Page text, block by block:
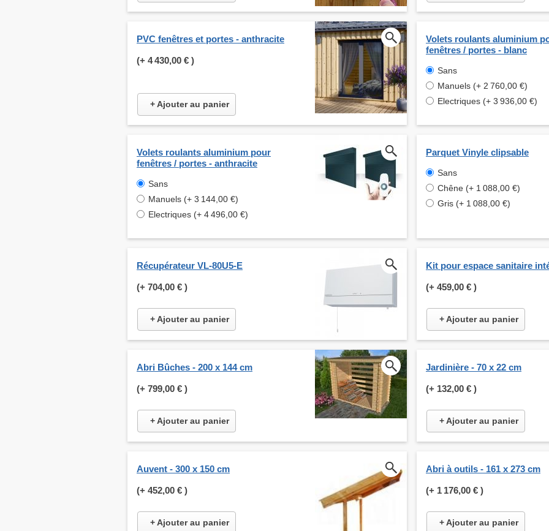
PVC fenêtres et portes - anthracite
(+ 4 430,00 € )
+ Ajouter au panier
Volets roulants aluminium
fenêtres / portes - blanc
Sans
Manuels (+ 2 760,00 €)
Electriques (+ 3 936,00 €)
Volets roulants aluminium pour
fenêtres / portes - anthracite
Sans
Manuels (+ 3 144,00 €)
Electriques (+ 4 496,00 €)
Parquet Vinyle clipsable
Sans
Chêne (+ 1 088,00 €)
Gris (+ 1 088,00 €)
Récupérateur VL-80U5-E
(+ 704,00 € )
+ Ajouter au panier
Kit pour espace sanitaire
(+ 459,00 € )
+ Ajouter au panier
Abri Bûches - 200 x 144 cm
(+ 799,00 € )
+ Ajouter au panier
Jardinière - 70 x 22 cm
(+ 132,00 € )
+ Ajouter au panier
Auvent - 300 x 150 cm
(+ 452,00 € )
+ Ajouter au panier
Abri à outils - 161 x 273 cm
(+ 1 176,00 € )
+ Ajouter au panier